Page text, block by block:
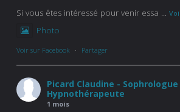
Si vous êtes intéressé pour venir essa ...
Photo
Voir sur Facebook · Partager
Picard Claudine -
Hypnothérapeute
1 mois